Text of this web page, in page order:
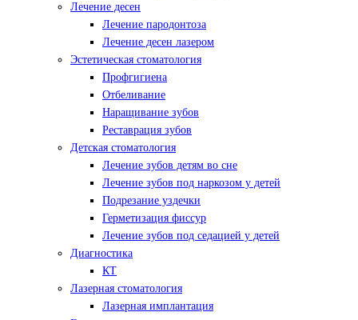
Лечение десен
Лечение пародонтоза
Лечение десен лазером
Эстетическая стоматология
Профгигиена
Отбеливание
Наращивание зубов
Реставрация зубов
Детская стоматология
Лечение зубов детям во сне
Лечение зубов под наркозом у детей
Подрезание уздечки
Герметизация фиссур
Лечение зубов под седацией у детей
Диагностика
КТ
Лазерная стоматология
Лазерная имплантация